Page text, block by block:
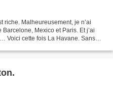
riche. Malheureusement, je n’ai
Mexico et Paris. Et j’ai
Voici cette fois La Havane. Sans